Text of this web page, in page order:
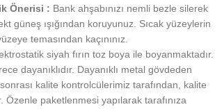
Önerisi : Bank ahşabınızı nemli bezle silerek
güneş ışığından koruyunuz. Sıcak yüzeylerin
temasından kaçınınız.
siyah fırın toz boya ile boyanmaktadır.
dayanıklıdır. Dayanıklı metal gövdeden
kalite kontrolcülerimiz tarafından, kalite
Özenle paketlenmesi yapılarak tarafınıza